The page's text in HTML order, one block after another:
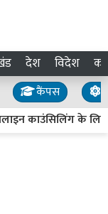
देश विदेश
कैंपस
काउंसिलिंग के